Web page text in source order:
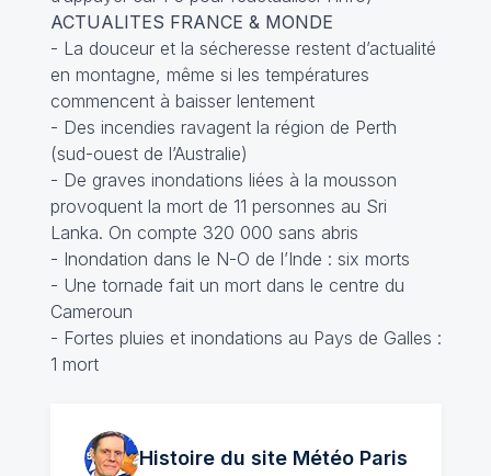
ACTUALITES FRANCE & MONDE
- La douceur et la sécheresse restent d’actualité
en montagne, même si les températures
commencent à baisser lentement
- Des incendies ravagent la région de Perth
(sud-ouest de l’Australie)
- De graves inondations liées à la mousson
provoquent la mort de 11 personnes au Sri
Lanka. On compte 320 000 sans abris
- Inondation dans le N-O de l’Inde : six morts
- Une tornade fait un mort dans le centre du
Cameroun
- Fortes pluies et inondations au Pays de Galles :
1 mort
Histoire du site MétéoParis